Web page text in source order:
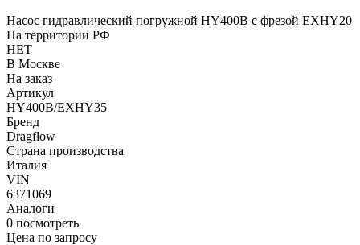
Насос гидравлический погружной HY400B c фрезой EXHY20
На территории РФ
НЕТ
В Москве
На заказ
Артикул
HY400B/EXHY35
Бренд
Dragflow
Страна производства
Италия
VIN
6371069
Аналоги
0 посмотреть
Цена по запросу